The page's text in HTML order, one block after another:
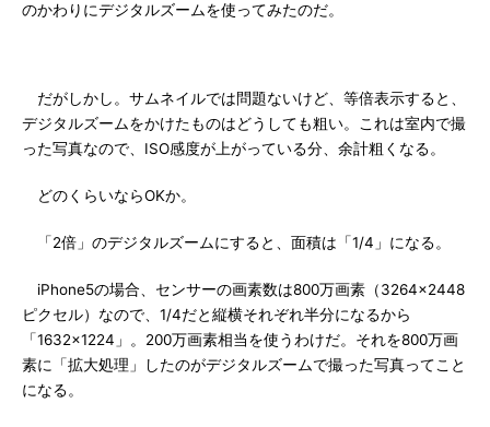
のかわりにデジタルズームを使ってみたのだ。
だがしかし。サムネイルでは問題ないけど、等倍表示すると、
デジタルズームをかけたものはどうしても粗い。これは室内で撮
った写真なので、ISO感度が上がっている分、余計粗くなる。
どのくらいならOKか。
「2倍」のデジタルズームにすると、面積は「1/4」になる。
iPhone5の場合、センサーの画素数は800万画素（3264×2448
ピクセル）なので、1/4だと縦横それぞれ半分になるから
「1632×1224」。200万画素相当を使うわけだ。それを800万画
素に「拡大処理」したのがデジタルズームで撮った写真ってこと
になる。